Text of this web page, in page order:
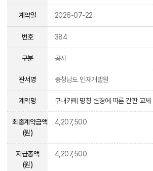
계약일 2026-07-22
번호 384
구분 공사
관서명 충청남도 인재개발원
계약명 구내카페 명칭 변경에 따른 간판 교체
최종계약금액
(원)
4,207,500
지급총액
(원)
4,207,500